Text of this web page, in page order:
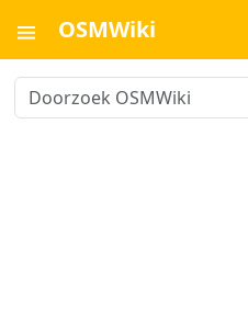
OSMWiki